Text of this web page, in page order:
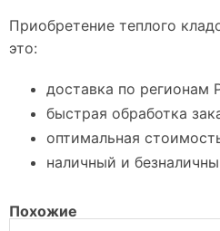
Приобретение теплого
это:
доставка по регионам
быстрая обработка
оптимальная
наличный и
Похожие